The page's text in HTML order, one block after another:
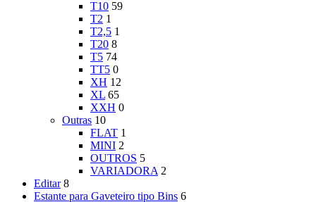
T10 59
T2 1
T2,5 1
T20 8
T5 74
TT5 0
XH 12
XL 65
XXH 0
Outras 10
FLAT 1
MINI 2
OUTROS 5
VARIADORA 2
Editar 8
Estante para Gaveteiro tipo Bins 6